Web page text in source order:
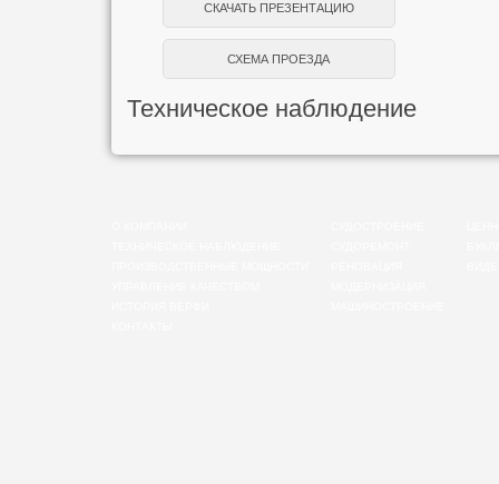
СКАЧАТЬ ПРЕЗЕНТАЦИЮ
СХЕМА ПРОЕЗДА
Техническое наблюдение